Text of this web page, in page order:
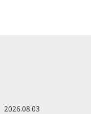
2026.08.03